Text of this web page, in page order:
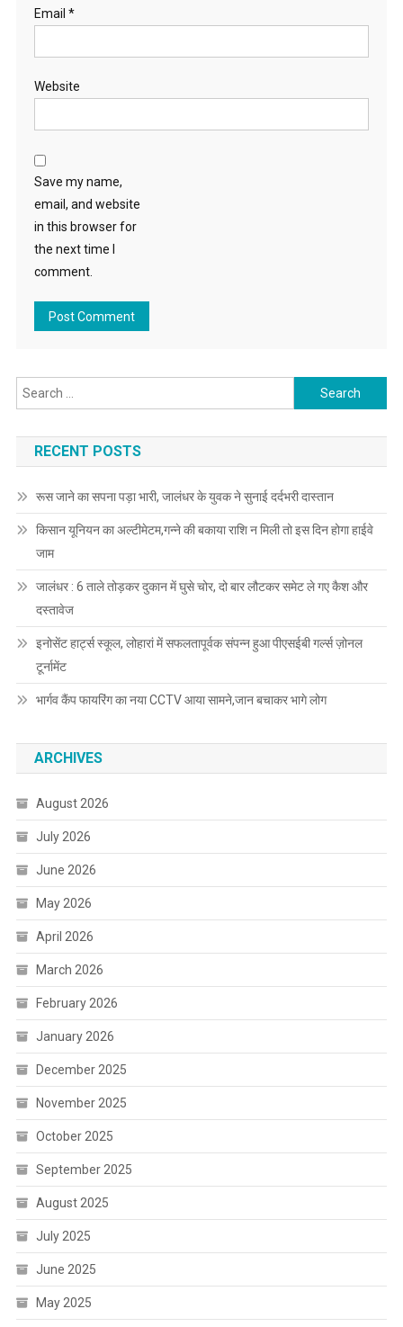
Email *
Website
Save my name,
email, and website
in this browser for
the next time I
comment.
Search for:
RECENT POSTS
रूस जाने का सपना पड़ा भारी, जालंधर के युवक ने सुनाई दर्दभरी दास्तान
किसान यूनियन का अल्टीमेटम,गन्ने की बकाया राशि न मिली तो इस दिन होगा हाईवे
जाम
जालंधर : 6 ताले तोड़कर दुकान में घुसे चोर, दो बार लौटकर समेट ले गए कैश और
दस्तावेज
इनोसेंट हार्ट्स स्कूल, लोहारां में सफलतापूर्वक संपन्न हुआ पीएसईबी गर्ल्स ज़ोनल
टूर्नामेंट
भार्गव कैंप फायरिंग का नया CCTV आया सामने,जान बचाकर भागे लोग
ARCHIVES
August 2026
July 2026
June 2026
May 2026
April 2026
March 2026
February 2026
January 2026
December 2025
November 2025
October 2025
September 2025
August 2025
July 2025
June 2025
May 2025